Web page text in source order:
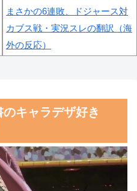
まさかの6連敗、ドジャース対
カブス戦・実況スレの翻訳（海
外の反応）
べた変わった食べ物に対する海
外の反応
い対立ってある？」日本「エス
カレーターの立つ位置」
【激震】韓国人「韓国サッカ
キャラデザ好き